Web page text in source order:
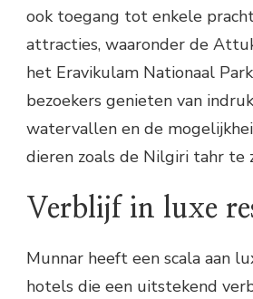
ook toegang tot enkele
attracties, waaronder de
het Eravikulam Nationaal
bezoekers genieten van
watervallen en de
dieren zoals de Nilgiri tahr te
Verblijf in luxe
Munnar heeft een scala aan
hotels die een uitstekend